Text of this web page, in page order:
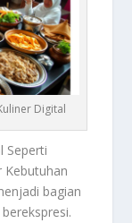
Digital
Seperti
Kebutuhan
bagian